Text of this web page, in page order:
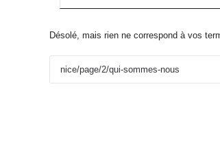
Désolé, mais rien ne correspond à vos